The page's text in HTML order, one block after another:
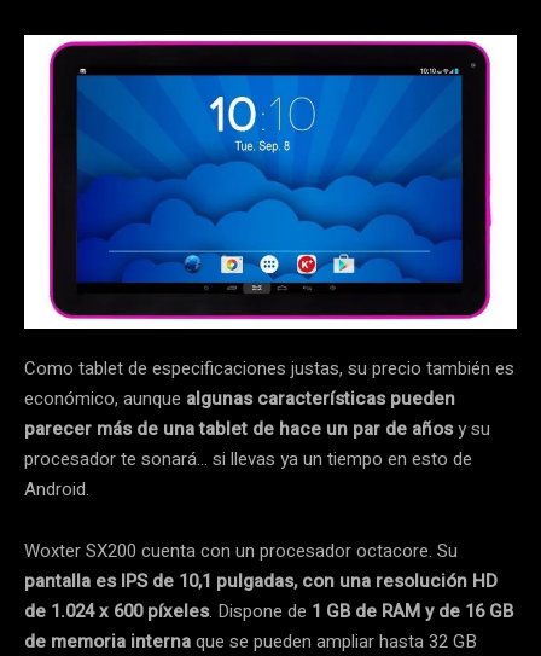
Como tablet de especificaciones justas, su precio también es
económico, aunque algunas características pueden
parecer más de una tablet de hace un par de añosy su
procesador te sonará… si llevas ya un tiempo en esto de
Android.
Woxter SX200 cuenta con un procesador octacore. Su
pantalla es IPS de 10,1 pulgadas, con una resolución HD
de 1.024 x 600 píxeles. Dispone de 1 GB de RAM y de 16 GB
de memoria internaque se pueden ampliar hasta 32 GB